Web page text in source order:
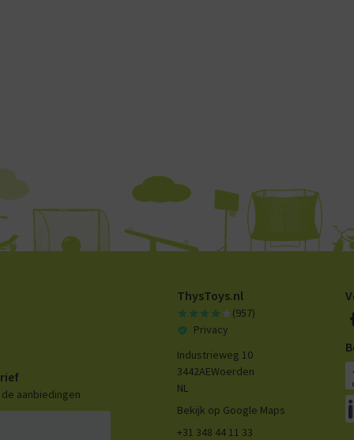
aanbiedingen
ThysToys.nl
(957)
Privacy
Industrieweg 10
3442AEWoerden
NL
Bekijk op Google Maps
+31 348 44 11 33